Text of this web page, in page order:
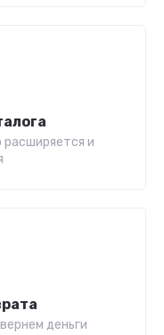
расширяется и
деньги